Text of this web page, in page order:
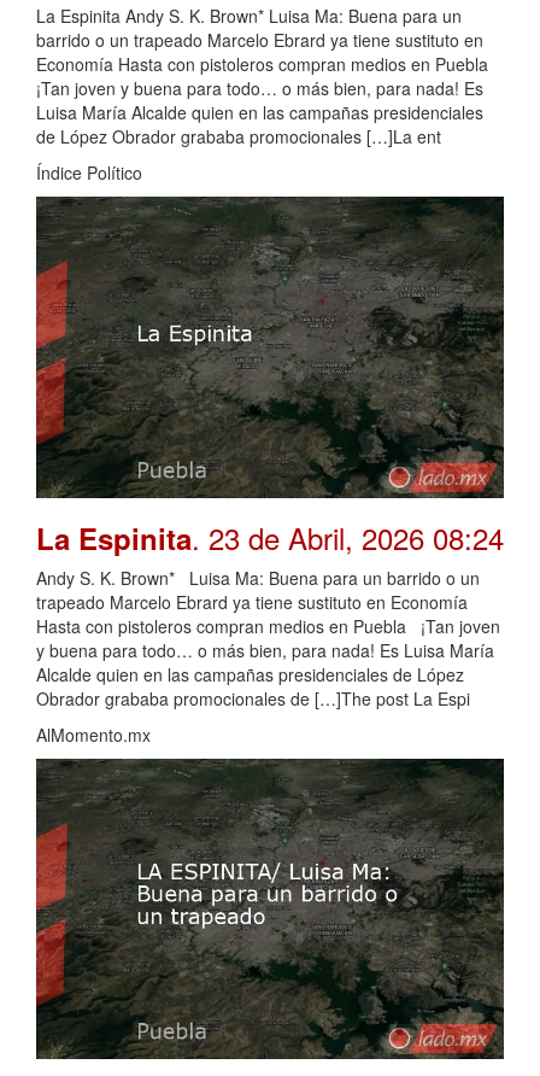
La Espinita Andy S. K. Brown* Luisa Ma: Buena para un
barrido o un trapeado Marcelo Ebrard ya tiene sustituto en
Economía Hasta con pistoleros compran medios en Puebla
¡Tan joven y buena para todo… o más bien, para nada! Es
Luisa María Alcalde quien en las campañas presidenciales
de López Obrador grababa promocionales […]La ent
Índice Político
La Espinita. 23 de Abril, 2026 08:24
Andy S. K. Brown* Luisa Ma: Buena para un barrido o un
trapeado Marcelo Ebrard ya tiene sustituto en Economía
Hasta con pistoleros compran medios en Puebla ¡Tan joven
y buena para todo… o más bien, para nada! Es Luisa María
Alcalde quien en las campañas presidenciales de López
Obrador grababa promocionales de […]The post La Espi
AlMomento.mx